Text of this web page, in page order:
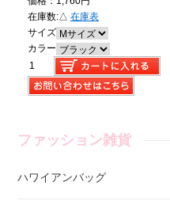
在庫数:△ 在庫表
サイズ
カラー
ファッション雑貨
ハワイアンバッグ